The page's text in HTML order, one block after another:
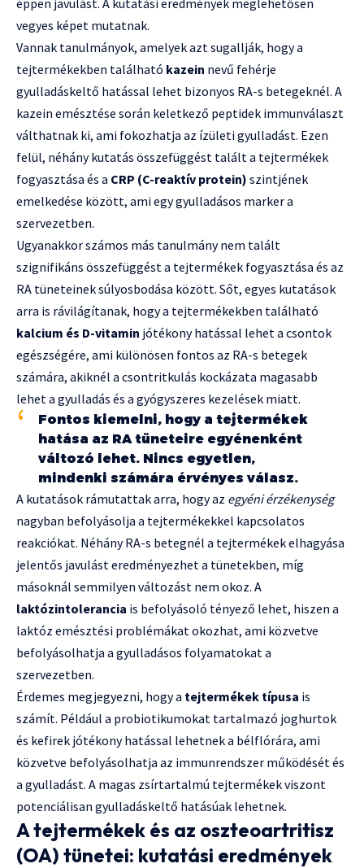
éppen javulást. A kutatási eredmények meglehetősen
vegyes képet mutatnak.
Vannak tanulmányok, amelyek azt sugallják, hogy a
tejtermékekben található kazein nevű fehérje
gyulladáskeltő hatással lehet bizonyos RA-s betegeknél. A
kazein emésztése során keletkező peptidek immunválaszt
válthatnak ki, ami fokozhatja az ízületi gyulladást. Ezen
felül, néhány kutatás összefüggést talált a tejtermékek
fogyasztása és a CRP (C-reaktív protein) szintjének
emelkedése között, ami egy gyulladásos marker a
szervezetben.
Ugyanakkor számos más tanulmány nem talált
szignifikáns összefüggést a tejtermékek fogyasztása és az
RA tüneteinek súlyosbodása között. Sőt, egyes kutatások
arra is rávilágítanak, hogy a tejtermékekben található
kalcium és D-vitamin jótékony hatással lehet a csontok
egészségére, ami különösen fontos az RA-s betegek
számára, akiknél a csontritkulás kockázata magasabb
lehet a gyulladás és a gyógyszeres kezelések miatt.
Fontos kiemelni, hogy a tejtermékek
hatása az RA tüneteire egyénenként
változó lehet. Nincs egyetlen,
mindenki számára érvényes válasz.
A kutatások rámutattak arra, hogy az egyéni érzékenység
nagyban befolyásolja a tejtermékekkel kapcsolatos
reakciókat. Néhány RA-s betegnél a tejtermékek elhagyása
jelentős javulást eredményezhet a tünetekben, míg
másoknál semmilyen változást nem okoz. A
laktózintolerancia is befolyásoló tényező lehet, hiszen a
laktóz emésztési problémákat okozhat, ami közvetve
befolyásolhatja a gyulladásos folyamatokat a
szervezetben.
Érdemes megjegyezni, hogy a tejtermékek típusa is
számít. Például a probiotikumokat tartalmazó joghurtok
és kefirek jótékony hatással lehetnek a bélflórára, ami
közvetve befolyásolhatja az immunrendszer működését és
a gyulladást. A magas zsírtartalmú tejtermékek viszont
potenciálisan gyulladáskeltő hatásúak lehetnek.
A tejtermékek és az oszteoartritisz
(OA) tünetei: kutatási eredmények